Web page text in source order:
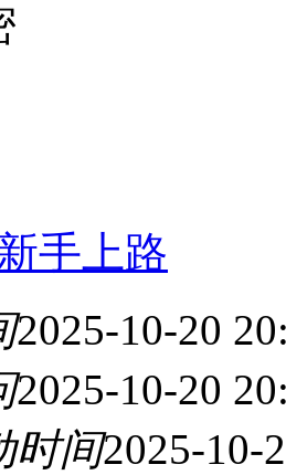
手上路
2025-10-20
2025-10-20
时间2025-10-